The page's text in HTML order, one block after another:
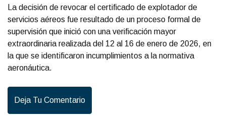
La decisión de revocar el certificado de explotador de
servicios aéreos fue resultado de un proceso formal de
supervisión que inició con una verificación mayor
extraordinaria realizada del 12 al 16 de enero de 2026, en
la que se identificaron incumplimientos a la normativa
aeronáutica.
Deja Tu Comentario